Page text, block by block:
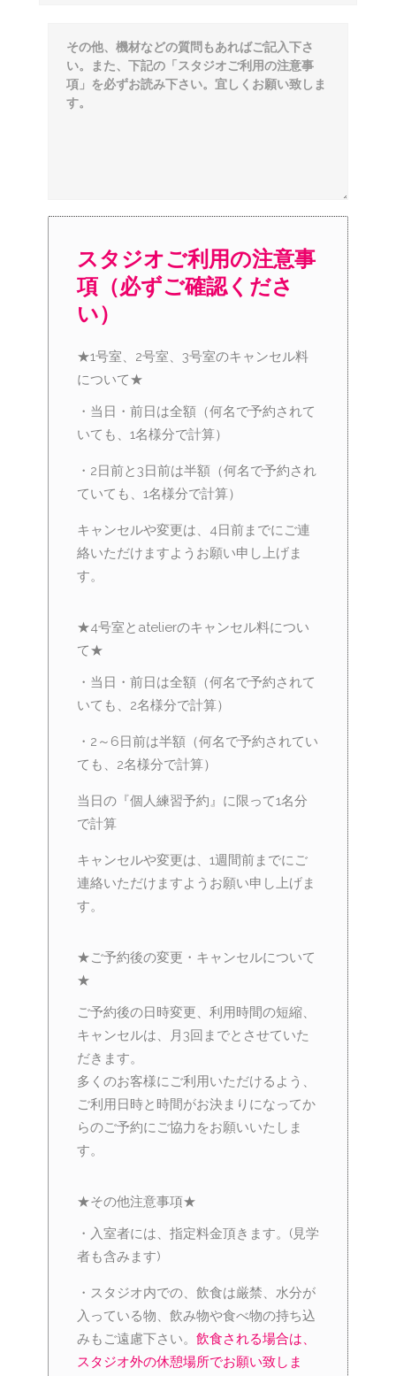
スタジオご利用の注意事
項（必ずご確認くださ
い）
★1号室、2号室、3号室のキャンセル料
について★
・当日・前日は全額（何名で予約されて
いても、1名様分で計算）
・2日前と3日前は半額（何名で予約され
ていても、1名様分で計算）
キャンセルや変更は、4日前までにご連
絡いただけますようお願い申し上げま
す。
★4号室とatelierのキャンセル料につい
て★
・当日・前日は全額（何名で予約されて
いても、2名様分で計算）
・2～6日前は半額（何名で予約されてい
ても、2名様分で計算）
当日の『個人練習予約』に限って1名分
で計算
キャンセルや変更は、1週間前までにご
連絡いただけますようお願い申し上げま
す。
★ご予約後の変更・キャンセルについて
★
ご予約後の日時変更、利用時間の短縮、
キャンセルは、月3回までとさせていた
だきます。
多くのお客様にご利用いただけるよう、
ご利用日時と時間がお決まりになってか
らのご予約にご協力をお願いいたしま
す。
★その他注意事項★
・入室者には、指定料金頂きます。(見学
者も含みます)
・スタジオ内での、飲食は厳禁、水分が
入っている物、飲み物や食べ物の持ち込
みもご遠慮下さい。 飲食される場合は、
スタジオ外の休憩場所でお願い致しま